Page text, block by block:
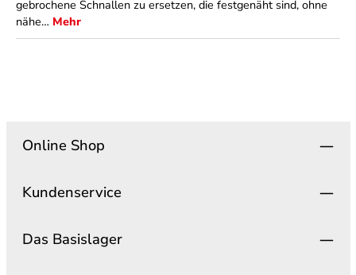
gebrochene Schnallen zu ersetzen, die festgenäht sind, ohne
nähe… Mehr
Online Shop
Kundenservice
Das Basislager